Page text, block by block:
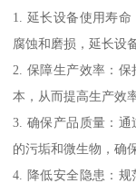
1. 延长设备使用寿
腐蚀和磨损，延长设
2. 保障生产效率：
本，从而提高生产效率
3. 确保产品质量：
的污垢和微生物，确
4. 降低安全隐患：